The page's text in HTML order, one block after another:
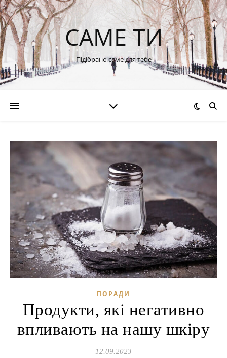
САМЕ ТИ
Підібрано саме для тебе
ПОРАДИ
Продукти, які негативно
впливають на нашу шкіру
12.09.2023